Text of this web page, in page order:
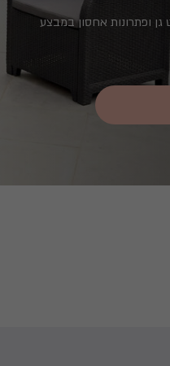
גן ופתרונות אחסון במבצע